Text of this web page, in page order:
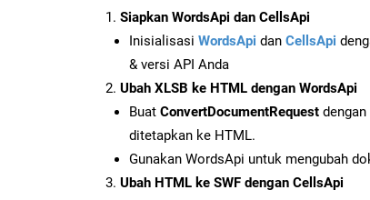
Siapkan WordsApi dan CellsApi
Inisialisasi WordsApi dan CellsApi
& versi API Anda
Ubah XLSB ke HTML dengan WordsApi
Buat ConvertDocumentRequest
ditetapkan ke HTML.
Gunakan WordsApi untuk mengubah
Ubah HTML ke SWF dengan CellsApi